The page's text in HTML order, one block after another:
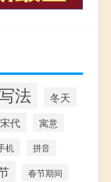
法 冬天
宋代 寓意
机 拼音
春节期间